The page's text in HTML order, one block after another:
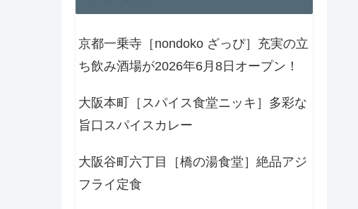
京都一乗寺［nondoko ざっぴ］充実の立
ち飲み酒場が2026年6月8日オープン！
大阪本町［スパイス食堂ニッキ］多彩な
旨口スパイスカレー
大阪谷町六丁目［橋の湯食堂］絶品アジ
フライ定食